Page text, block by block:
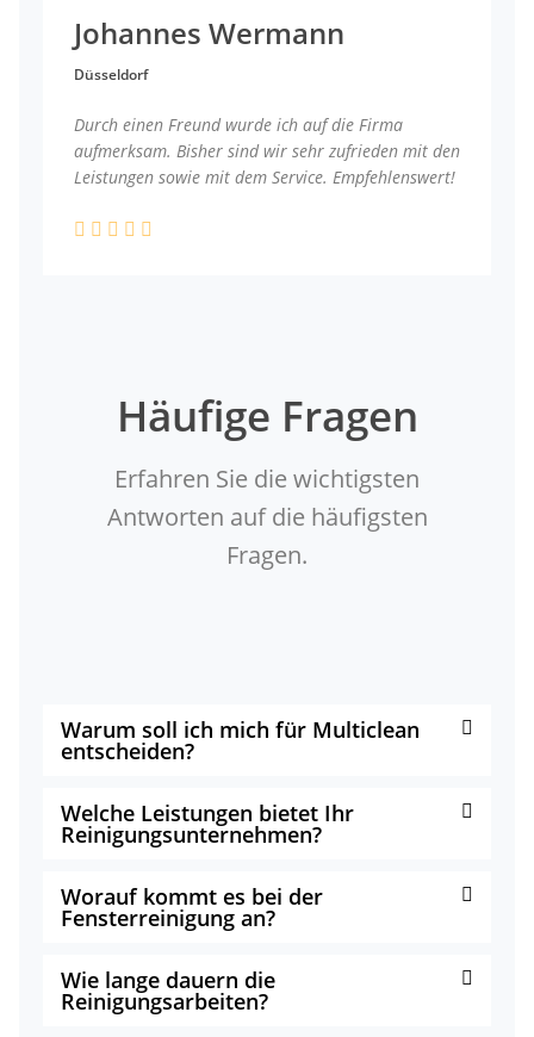
Johannes Wermann
Düsseldorf
Durch einen Freund wurde ich auf die Firma
aufmerksam. Bisher sind wir sehr zufrieden mit den
Leistungen sowie mit dem Service. Empfehlenswert!
Häufige Fragen
Erfahren Sie die wichtigsten
Antworten auf die häufigsten
Fragen.
Warum soll ich mich für Multiclean
entscheiden?
Welche Leistungen bietet Ihr
Reinigungsunternehmen?
Worauf kommt es bei der
Fensterreinigung an?
Wie lange dauern die
Reinigungsarbeiten?